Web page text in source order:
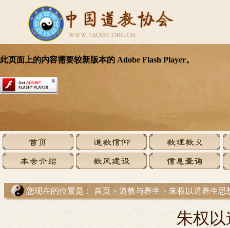
您现在的位置是： 首页 > 道教与养生 > 朱权以道养生思
朱权